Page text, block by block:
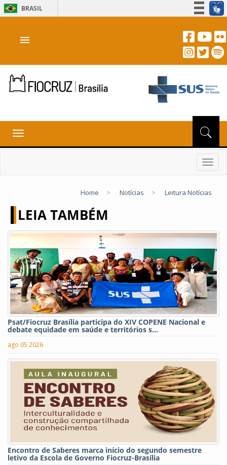
BRASIL
Acesso à informação
Canais
menu
Toggle
navigation
Home > Notícias > Leitura Notícias
LEIA TAMBÉM
Psat/Fiocruz Brasília participa do XIV COPENE Nacional e
debate equidade em saúde e territórios s...
ago 05 2026
Encontro de Saberes marca início do segundo semestre
letivo da Escola de Governo Fiocruz-Brasília